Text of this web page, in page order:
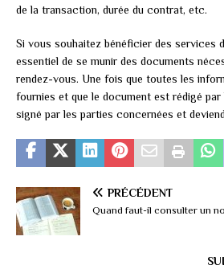
de la transaction, durée du contrat, etc.
Si vous souhaitez bénéficier des services
essentiel de se munir des documents
rendez-vous. Une fois que toutes les
fournies et que le document est rédigé
signé par les parties concernées et
PRÉCÉDENT
Quand faut-il consulter un